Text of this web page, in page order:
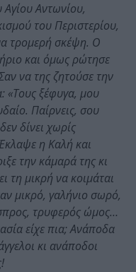
Αγίου Αντωνίου,
του Περιστερίου,
τρομερή σκέψη. Ο
και όμως ρώτησε
να της ζητούσε την
«Τους ξέφυγα, μου
Παίρνεις, σου
δίνει χωρίς
η Καλή και
την κάμαρά της κι
τη μικρή να κοιμάται
μικρό, γαλήνιο σωρό,
τρυφερός ώμος…
είχε πια; Ανάποδα
κι ανάποδοι